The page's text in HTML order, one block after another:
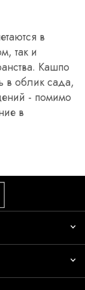
в
так и
Кашпо
в облик сада,
- помимо
в